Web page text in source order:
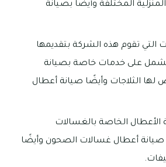
المنزلية المختلفة وأيضًا بصيانة
التي تقوم هذه الشركة بتقديمها
على خدمات خاصة بصيانة
لها الثلاجات وأيضًا صيانة أعطال
الأعطال الخاصة بالغسالات
صيانة أعطال غسالات الصحون وأيضًا